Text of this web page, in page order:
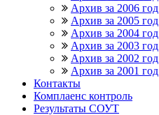
Архив за 2006 год
Архив за 2005 год
Архив за 2004 год
Архив за 2003 год
Архив за 2002 год
Архив за 2001 год
Контакты
Комплаенс контроль
Результаты СОУТ